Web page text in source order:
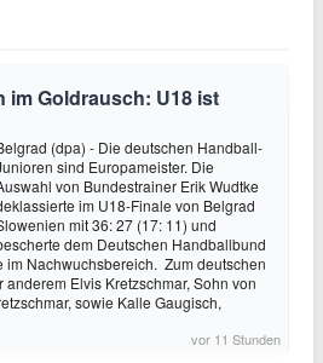
im Goldrausch: U18 ist
(dpa) - Die deutschen Handball-
sind Europameister. Die
von Bundestrainer Erik Wudtke
im U18-Finale von Belgrad
mit 36: 27 (17: 11) und
dem Deutschen Handballbund
im Nachwuchsbereich. Zum deutschen
anderem Elvis Kretzschmar, Sohn von
sowie Kalle Gaugisch,
vor 11 Stunden